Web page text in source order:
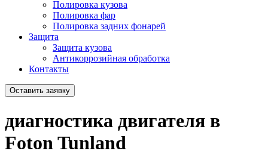
Полировка кузова
Полировка фар
Полировка задних фонарей
Защита
Защита кузова
Антикоррозийная обработка
Контакты
Оставить заявку
диагностика двигателя в
Foton Tunland